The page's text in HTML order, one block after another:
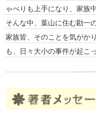
ゃべりも上手になり、家族
そんな中、葉山に住む勘一
家族皆、そのことを気がか
も、日々大小の事件が起こ